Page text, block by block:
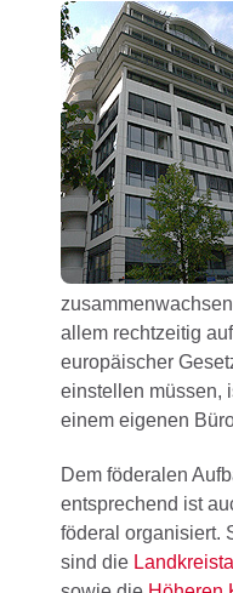
allem rechtzeitig
europäischer
einstellen müssen,
einem eigenen
Dem föderalen
entsprechend ist
föderal organisiert.
sind die